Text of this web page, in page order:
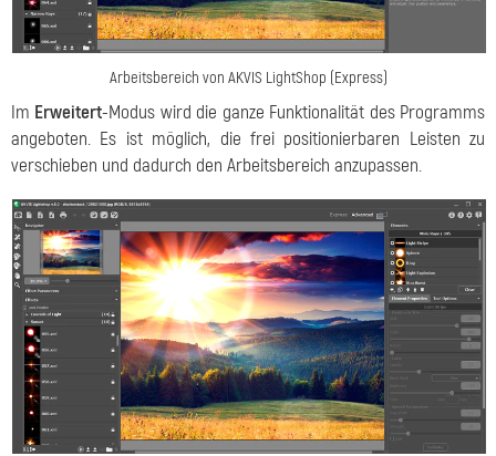
Arbeitsbereich von AKVIS LightShop (Express)
Im Erweitert-Modus wird die ganze Funktionalität des Programms
angeboten. Es ist möglich, die frei positionierbaren Leisten zu
verschieben und dadurch den Arbeitsbereich anzupassen.